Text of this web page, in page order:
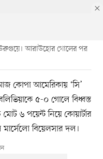
আরাউহোর গোলের পর
আজ কোপা আমেরিকায় ‘সি’
৫-০ গোলে বিধ্বস্ত
৬ পয়েন্ট নিয়ে কোয়ার্টার
বিয়েলসার দল।